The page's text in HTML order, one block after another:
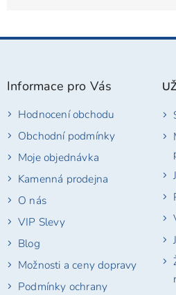
5
Z
Informace pro Vás
Hodnocení obchodu
Obchodní podmínky
Moje objednávka
Kamenná prodejna
O nás
VIP Slevy
Blog
Možnosti a ceny dopravy
Podmínky ochrany